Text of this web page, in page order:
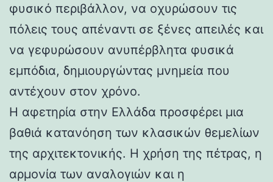
φυσικό περιβάλλον, να οχυρώσουν τις
πόλεις τους απέναντι σε ξένες απειλές και
να γεφυρώσουν ανυπέρβλητα φυσικά
εμπόδια, δημιουργώντας μνημεία που
αντέχουν στον χρόνο.
Η αφετηρία στην Ελλάδα προσφέρει μια
βαθιά κατανόηση των κλασικών θεμελίων
της αρχιτεκτονικής. Η χρήση της πέτρας, η
αρμονία των αναλογιών και η